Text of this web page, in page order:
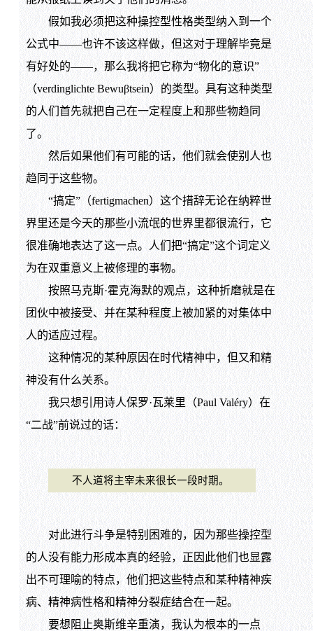
假如我必须把这种操控型性格类型纳入到一个
公式中——也许不该这样做，但这对于理解毕竟是
有好处的——，那么我将把它称为“物化的意识”
（verdinglichte Bewuβtsein）的类型。具有这种类型
的人们首先就把自己在一定程度上和那些物趋同
了。
然后如果他们有可能的话，他们就会使别人也
趋同于这些物。
“搞定”（fertigmachen）这个措辞无论在纳粹世
界里还是今天的那些小流氓的世界里都很流行，它
很准确地表达了这一点。人们把“搞定”这个词定义
为在双重意义上被修理的事物。
按照马克斯·霍克海默的观点，这种折磨就是在
团伙中被接受、并在某种程度上被加紧的对集体中
人的适应过程。
这种情况的某种原因在时代精神中，但又和精
神没有什么关系。
我只想引用诗人保罗·瓦莱里（Paul Valéry）在
“二战”前说过的话：
不人道将主宰未来很长一段时期。
对此进行斗争是特别困难的，因为那些操控型
的人没有能力形成本真的经验，正因此他们也显露
出不可理喻的特点，他们把这些特点和某种精神疾
病、精神病性格和精神分裂症结合在一起。
要想阻止奥斯维辛重演，我认为根本的一点